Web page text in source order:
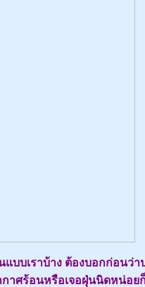
บเราบ้าง ต้องบอกก่อนว่า
ศร้อนหรือเจอฝุ่นนิดหน่อย